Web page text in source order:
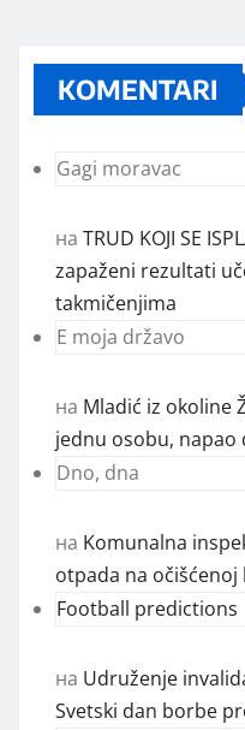
KOMENTARI
Gagi moravac
на TRUD KOJI SE
zapaženi rezultati
takmičenjima
E moja državo
на Mladić iz okoline
jednu osobu, napao
Dno, dna
на Komunalna
otpada na očišćenoj
Football predictions
на Udruženje
Svetski dan borbe